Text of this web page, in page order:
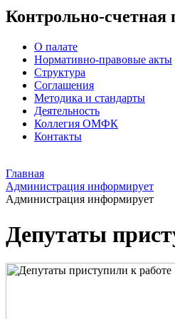
Контрольно-счетная
О палате
Нормативно-правовые акты
Структура
Соглашения
Методика и стандарты
Деятельность
Коллегия ОМФК
Контакты
Главная
Администрация информирует
Администрация информирует
Депутаты